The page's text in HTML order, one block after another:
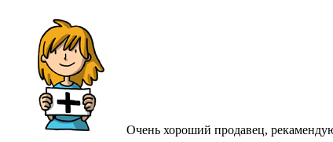
Очень хороший продавец,